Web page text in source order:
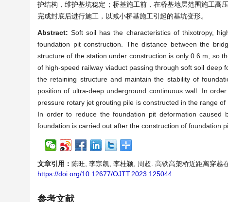
护结构，维护基坑稳定；桥基施工前，在桥基地层范围施工高
完成封底后进行施工，以减小桥基施工引起的基坑变形。
Abstract:Soft soil has the characteristics of thixotropy,
foundation pit construction. The distance between the
structure of the station under construction is only 0.6 m, so
of high-speed railway viaduct passing through soft soil
the retaining structure and maintain the stability of
position of ultra-deep underground continuous wall. In
pressure rotary jet grouting pile is constructed in the range
In order to reduce the foundation pit deformation caused
foundation is carried out after the construction of foundation
文章引用： 陈旺, 李宗凯, 李桂颖, 周超. 高铁高架桥近距离穿
https://doi.org/10.12677/OJTT.2023.125044
参考文献